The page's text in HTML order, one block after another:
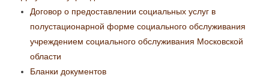
Договор о предоставлении социальных услуг в
полустационарной форме социального обслуживания
учреждением социального обслуживания Московской
области
Бланки документов